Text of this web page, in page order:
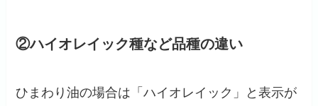
②ハイオレイック種など品種の違い
ひまわり油の場合は「ハイオレイック」と表示が